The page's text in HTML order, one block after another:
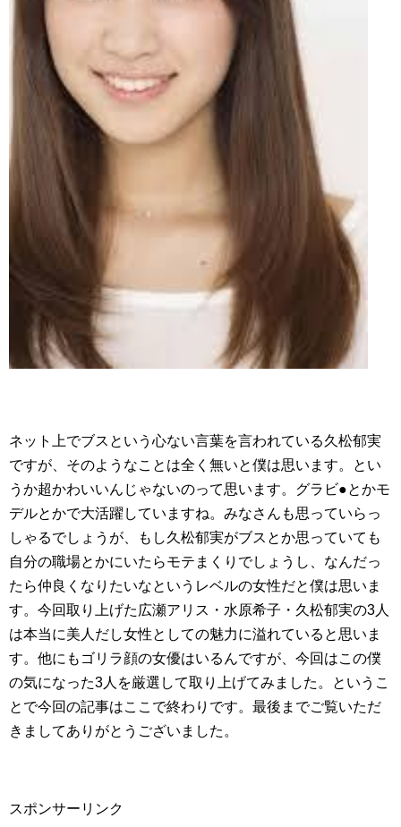
ネット上でブスという心ない言葉を言われている久松郁実
ですが、そのようなことは全く無いと僕は思います。とい
うか超かわいいんじゃないのって思います。グラビ●とかモ
デルとかで大活躍していますね。みなさんも思っていらっ
しゃるでしょうが、もし久松郁実がブスとか思っていても
自分の職場とかにいたらモテまくりでしょうし、なんだっ
たら仲良くなりたいなというレベルの女性だと僕は思いま
す。今回取り上げた広瀬アリス・水原希子・久松郁実の3人
は本当に美人だし女性としての魅力に溢れていると思いま
す。他にもゴリラ顔の女優はいるんですが、今回はこの僕
の気になった3人を厳選して取り上げてみました。というこ
とで今回の記事はここで終わりです。最後までご覧いただ
きましてありがとうございました。
スポンサーリンク